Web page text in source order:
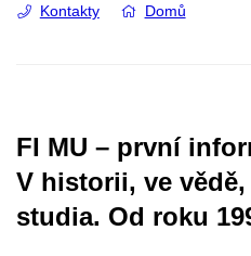
Kontakty Domů
FI MU – první
V historii, ve
studia. Od roku